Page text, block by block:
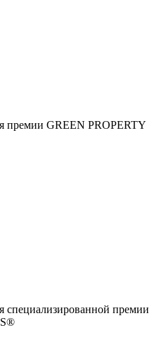
премии GREEN PROPERTY
специализированной премии